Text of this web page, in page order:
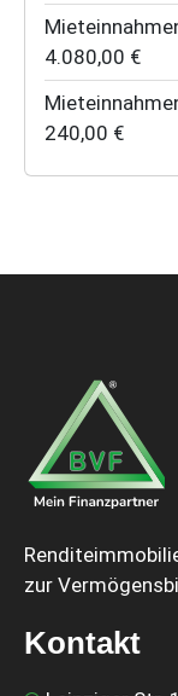
4.080,00 €
240,00 €
zur
Kontakt